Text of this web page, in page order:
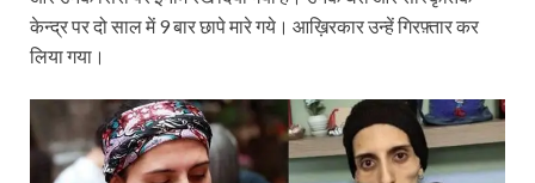
केन्द्र पर दो साल में 9 बार छापे मारे गये। आख़ि‍रकार उन्हें गिरफ़्तार कर
लिया गया।